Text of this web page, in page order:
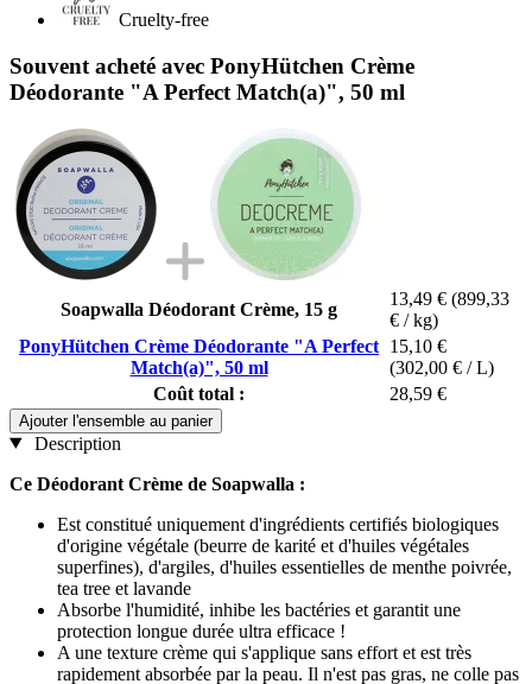
Cruelty-free
Souvent acheté avec PonyHütchen Crème
Déodorante "A Perfect Match(a)", 50 ml
Soapwalla Déodorant Crème, 15 g
13,49 € (899,33
€ / kg)
PonyHütchen Crème Déodorante "A Perfect
Match(a)", 50 ml
15,10 €
(302,00 € / L)
Coût total :
28,59 €
Ajouter l'ensemble au panier
Description
Ce Déodorant Crème de Soapwalla :
Est constitué uniquement d'ingrédients certifiés biologiques
d'origine végétale (beurre de karité et d'huiles végétales
superfines), d'argiles, d'huiles essentielles de menthe poivrée,
tea tree et lavande
Absorbe l'humidité, inhibe les bactéries et garantit une
protection longue durée ultra efficace !
A une texture crème qui s'applique sans effort et est très
rapidement absorbée par la peau. Il n'est pas gras, ne colle pas